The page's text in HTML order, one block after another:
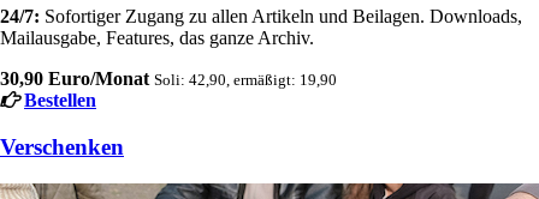
24/7: Sofortiger Zugang zu allen Artikeln und Beilagen. Downloads,
Mailausgabe, Features, das ganze Archiv.
30,90 Euro/Monat Soli: 42,90, ermäßigt: 19,90
Bestellen
Verschenken